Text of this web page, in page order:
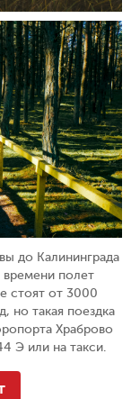
до Калининграда
времени полет
стоят от 3000
но такая поездка
Храброво
Э или на такси.